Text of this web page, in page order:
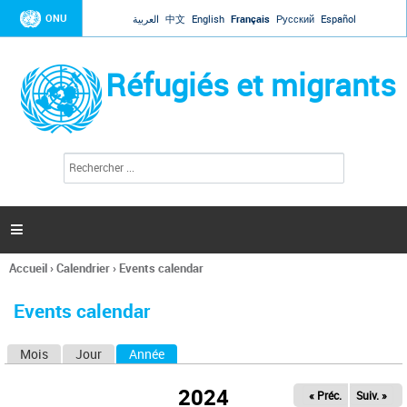
Jump to navigation
ONU العربية 中文 English Français Русский Español
Réfugiés et migrants
l
c
h
e

Vous
ici
Accueil›Calendrier› Events calendar
Events calendar
Mois Jour Année
2024 « Préc. Suiv. »